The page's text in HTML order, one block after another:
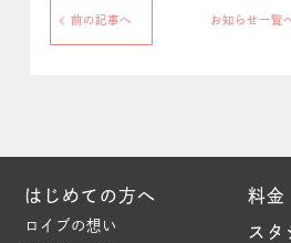
前の記事へ お知らせ一覧
はじめての方へ
ロイブの想い
料金
スタ